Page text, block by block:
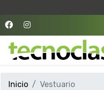
Inicio Vestuario